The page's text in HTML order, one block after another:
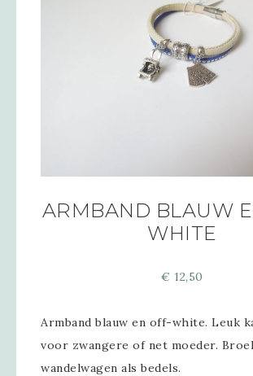
ARMBAND BLAUW
WHITE
€ 12,50
Armband blauw en off-white. Leuk
voor zwangere of net moeder.
wandelwagen als bedels.